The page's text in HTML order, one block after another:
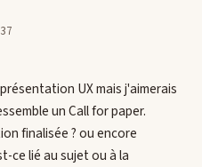
UX mais j'aimerais
un Call for paper.
finalisée ? ou encore
ce lié au sujet ou à la